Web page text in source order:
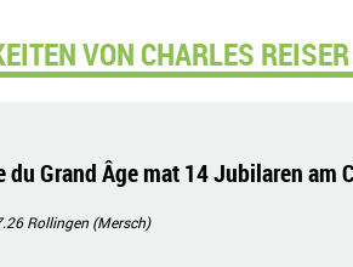
VON CHARLES
du Grand Âge mat 14 Jubilaren am
Rollingen (Mersch)